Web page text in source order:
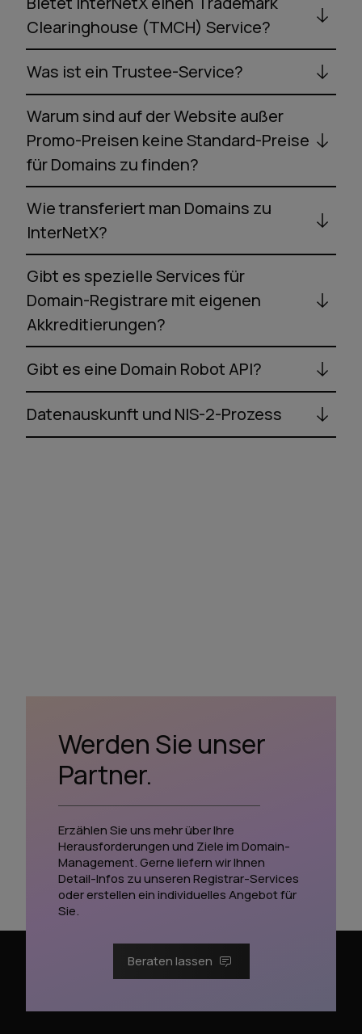
Clearinghouse (TMCH) Service?
Was ist ein Trustee-Service?
Warum sind auf der Website außer
Promo-Preisen keine Standard-Preise
für Domains zu finden?
Wie transferiert man Domains zu
InterNetX?
Gibt es spezielle Services für
Domain-Registrare mit eigenen
Akkreditierungen?
Gibt es eine Domain Robot API?
Datenauskunft und NIS-2-Prozess
Werden Sie unser
Partner.
Erzählen Sie uns mehr über Ihre
Herausforderungen und Ziele im Domain-
Management. Gerne liefern wir Ihnen
Detail-Infos zu unseren Registrar-Services
oder erstellen ein individuelles Angebot für
Sie.
Beraten lassen